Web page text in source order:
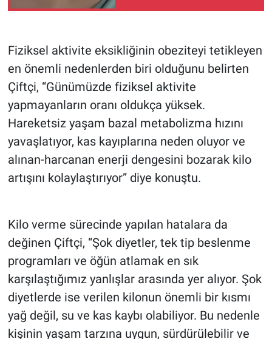
Fiziksel aktivite eksikliğinin obeziteyi tetikleyen
en önemli nedenlerden biri olduğunu belirten
Çiftçi, “Günümüzde fiziksel aktivite
yapmayanların oranı oldukça yüksek.
Hareketsiz yaşam bazal metabolizma hızını
yavaşlatıyor, kas kayıplarına neden oluyor ve
alınan-harcanan enerji dengesini bozarak kilo
artışını kolaylaştırıyor” diye konuştu.
Kilo verme sürecinde yapılan hatalara da
değinen Çiftçi, “Şok diyetler, tek tip beslenme
programları ve öğün atlamak en sık
karşılaştığımız yanlışlar arasında yer alıyor. Şok
diyetlerde ise verilen kilonun önemli bir kısmı
yağ değil, su ve kas kaybı olabiliyor. Bu nedenle
kişinin yaşam tarzına uygun, sürdürülebilir ve